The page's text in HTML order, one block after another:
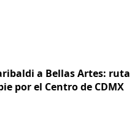
a Bellas Artes: ruta
por el Centro de CDMX